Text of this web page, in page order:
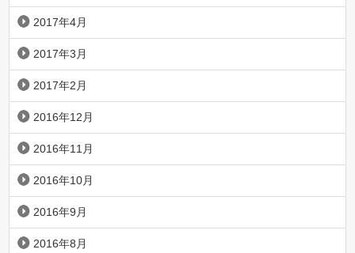
2017年4月
2017年3月
2017年2月
2016年12月
2016年11月
2016年10月
2016年9月
2016年8月